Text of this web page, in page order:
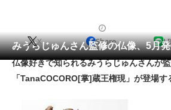
会員記事
メディア
みうらじゅんさん監修の仏像、5月
X Share
仏像好きで知られるみうらじゅんさんが
「TanaCOCORO[掌]蔵王権現」が登場す